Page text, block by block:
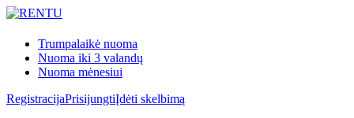
Trumpalaikė nuoma
Nuoma iki 3 valandų
Nuoma mėnesiui
RegistracijaPrisijungtiĮdėti skelbimą